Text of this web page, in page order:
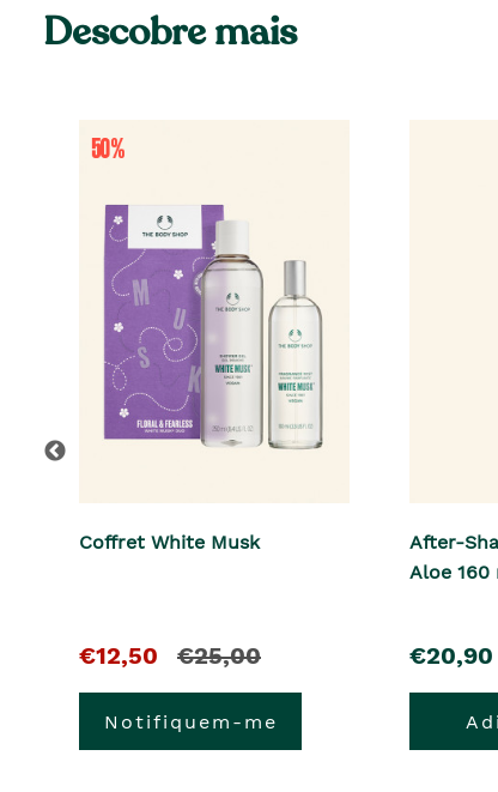
Descobre mais
Coffret White Musk
O
pre�o
atual
€12,50
e
o
pre�o
€25,00
Notifiquem-me
After-
Aloe 160
pre�o
€20,90